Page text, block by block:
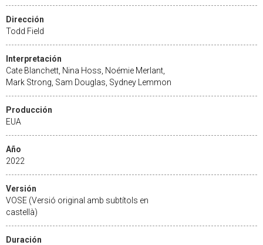
Dirección
Todd Field
Interpretación
Cate Blanchett, Nina Hoss, Noémie Merlant,
Mark Strong, Sam Douglas, Sydney Lemmon
Producción
EUA
Año
2022
Versión
VOSE (Versió original amb subtítols en
castellà)
Duración